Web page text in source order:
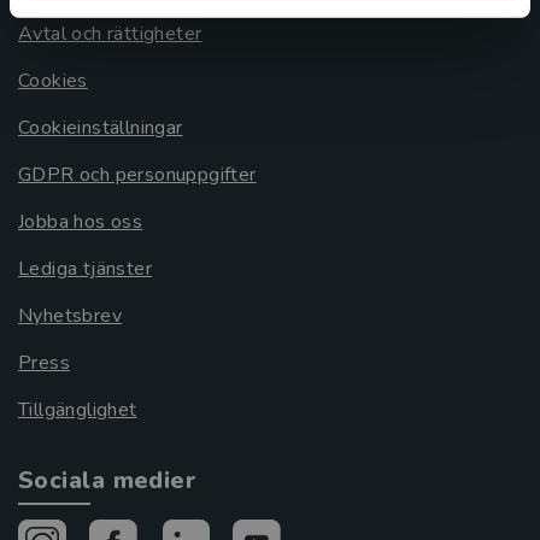
Avtal och rättigheter
Cookies
Cookieinställningar
GDPR och personuppgifter
Jobba hos oss
Lediga tjänster
Nyhetsbrev
Press
Tillgänglighet
Sociala medier